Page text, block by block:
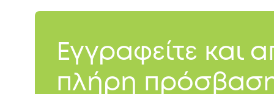
Εγγραφείτε και
πλήρη